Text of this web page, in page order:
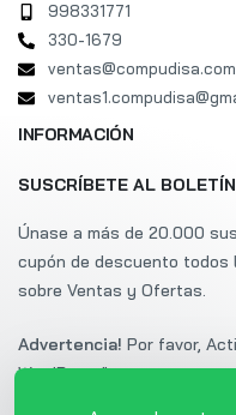
998331771
330-1679
INFORMACIÓN
SUSCRÍBETE AL BOLETÍN
Únase a más de 20.000
cupón de descuento todos
sobre Ventas y Ofertas.
Advertencia! Por favor,
WordPress".